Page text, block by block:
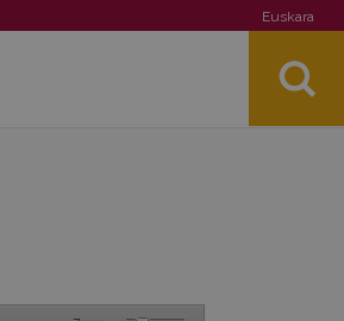
Euskara